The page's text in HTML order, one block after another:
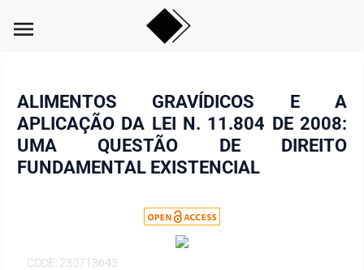
menu
ALIMENTOS GRAVÍDICOS E A
APLICAÇÃO DA LEI N. 11.804 DE 2008:
UMA QUESTÃO DE DIREITO
FUNDAMENTAL EXISTENCIAL
CODE: 230713643